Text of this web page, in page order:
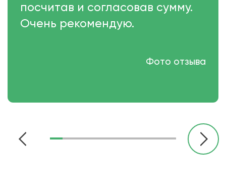
посчитав и согласовав сумму.
Очень рекомендую.
Фото отзыва